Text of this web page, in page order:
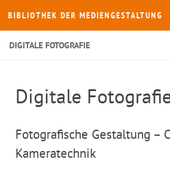
Zum Inhalt springen
BIBLIOTHEK DER MEDIENGESTALTUNG
DIGITALE FOTOGRAFIE
Digitale
Fotografische Gestaltung –
Kameratechnik